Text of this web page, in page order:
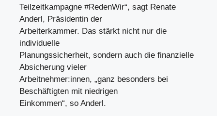
Teilzeitkampagne #RedenWir“, sagt Renate
Anderl, Präsidentin der
Arbeiterkammer. Das stärkt nicht nur die
individuelle
Planungssicherheit, sondern auch die finanzielle
Absicherung vieler
Arbeitnehmer:innen, „ganz besonders bei
Beschäftigten mit niedrigen
Einkommen“, so Anderl.